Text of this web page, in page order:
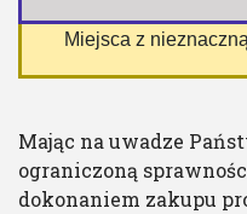
Miejsca z
Mając na uwadze
ograniczoną
dokonaniem zakupu